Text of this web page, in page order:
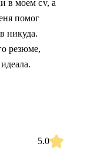
в моем cv, а
помог
никуда.
резюме,
5.0